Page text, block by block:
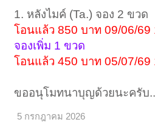
1. หลังไมค์ (Ta.) จอง 2 ขวด
โอนแล้ว 850 บาท 09/06/69
จองเพิ่ม 1 ขวด
โอนแล้ว 450 บาท 05/07/69
ขออนุโมทนาบุญด้วยนะครับ
5 กรกฎาคม 2026